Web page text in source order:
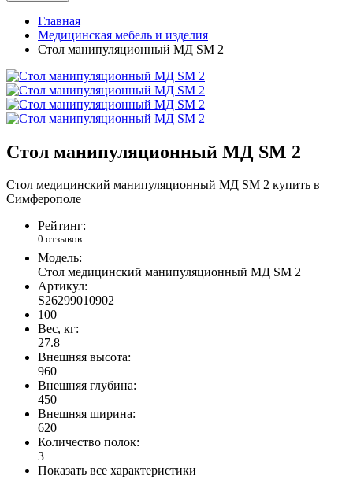
Главная
Медицинская мебель и изделия
Стол манипуляционный МД SM 2
Стол манипуляционный МД SM 2
Стол медицинский манипуляционный МД SM 2 купить в
Симферополе
Рейтинг:
0 отзывов
Модель:
Стол медицинский манипуляционный МД SM 2
Артикул:
S26299010902
100
Вес, кг:
27.8
Внешняя высота:
960
Внешняя глубина:
450
Внешняя ширина:
620
Количество полок:
3
Показать все характеристики